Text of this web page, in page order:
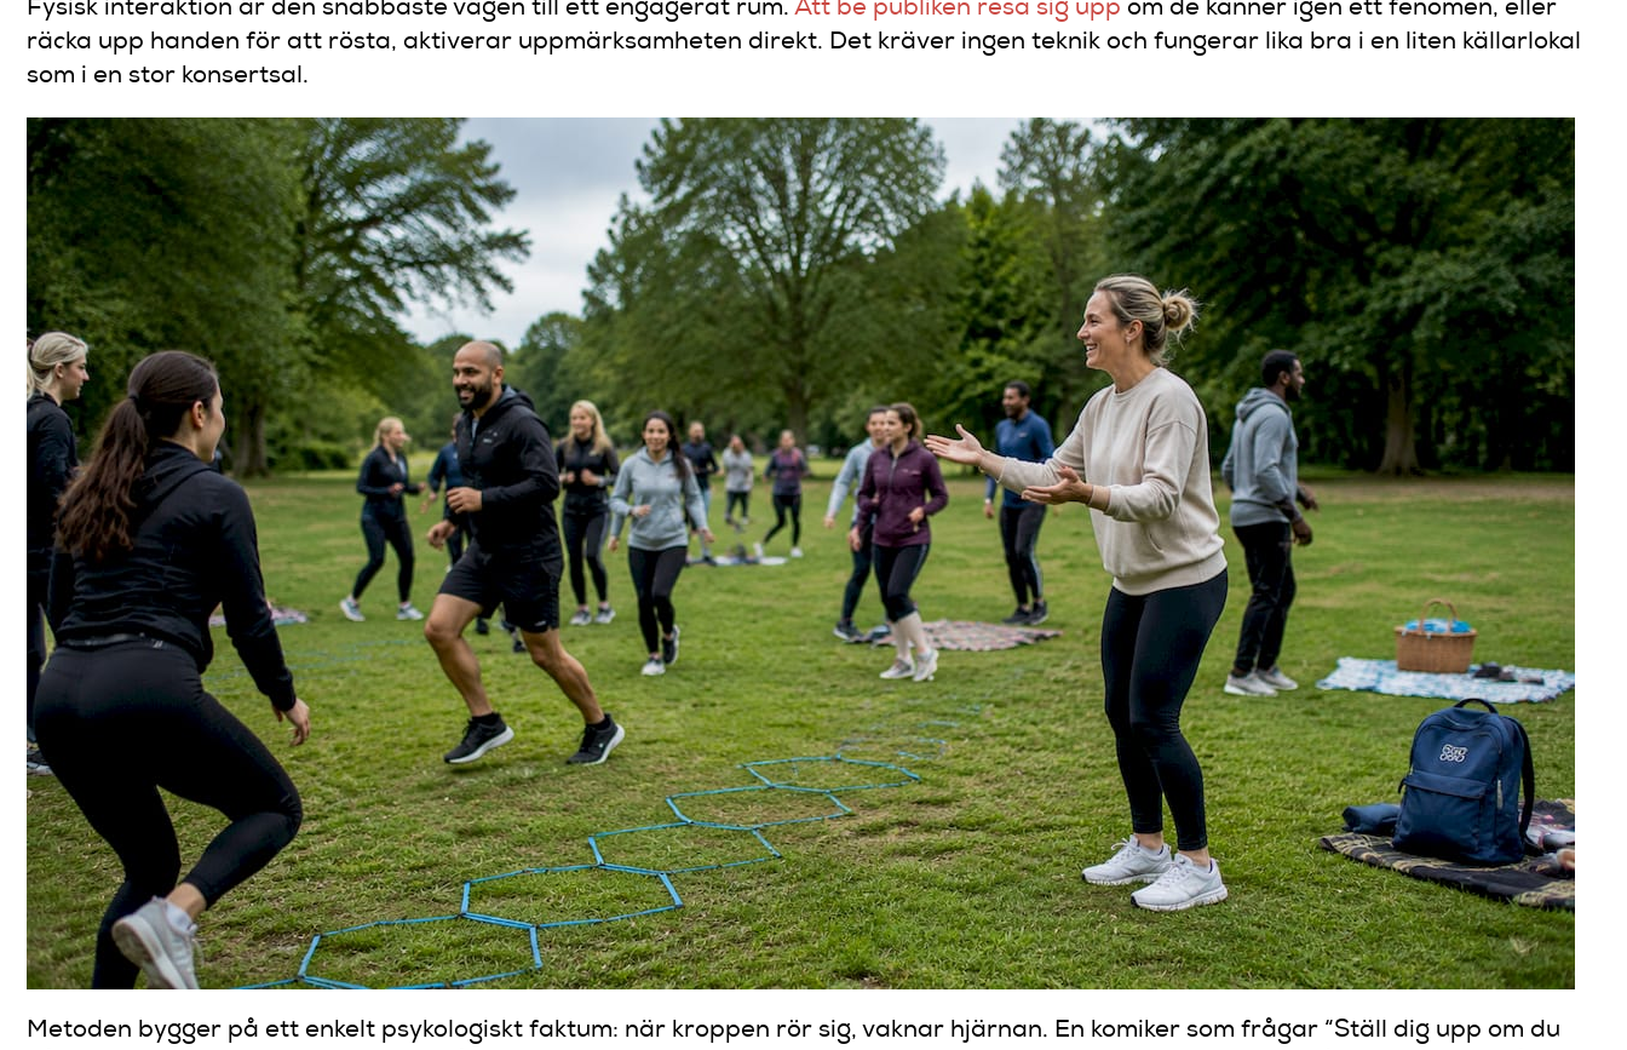
Fysisk interaktion är den snabbaste vägen till ett engagerat rum. Att be publiken resa sig upp om de känner igen ett fenomen, eller
räcka upp handen för att rösta, aktiverar uppmärksamheten direkt. Det kräver ingen teknik och fungerar lika bra i en liten källarlokal
som i en stor konsertsal.
Metoden bygger på ett enkelt psykologiskt faktum: när kroppen rör sig, vaknar hjärnan. En komiker som frågar “Ställ dig upp om du